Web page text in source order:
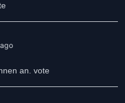
an. vote